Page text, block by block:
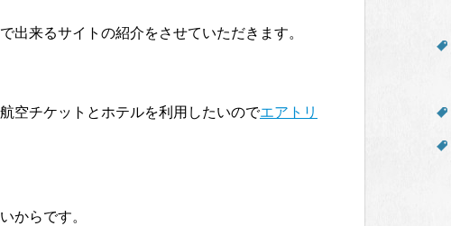
出来るサイトの紹介をさせていただきます。
空チケットとホテルを利用したいのでエアトリ
からです。